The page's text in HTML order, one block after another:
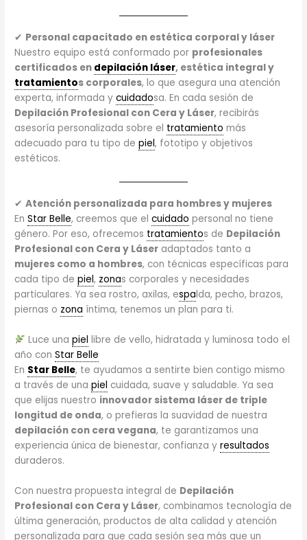
✔ Personal capacitado en estética corporal y láser
Nuestro equipo está conformado por profesionales
certificados en depilación láser, estética integral y
tratamientos corporales, lo que asegura una atención
experta, informada ycuidadosa. En cada sesión de
Depilación Profesional con Cera y Láser, recibirás
asesoría personalizada sobre el tratamiento más
adecuado para tu tipo depiel, fototipo y objetivos
estéticos.
✔Atención personalizada para hombres y mujeres
EnStar Belle, creemos que elcuidado personal no tiene
género. Por eso, ofrecemos tratamientos de Depilación
Profesional con Cera y Láser adaptados tanto a
mujeres como a hombres, con técnicas específicas para
cada tipo depiel, zonas corporales y necesidades
particulares. Ya sea rostro, axilas, espalda, pecho, brazos,
piernas o zona íntima, tenemos un plan para ti.
Luce una piel libre de vello, hidratada y luminosa todo el
año conStar Belle
En Star Belle, te ayudamos a sentirte bien contigo mismo
a través de unapiel cuidada, suave y saludable. Ya sea
que elijas nuestro innovador sistema láser de triple
longitud de onda, o prefieras la suavidad de nuestra
depilación con cera vegana, te garantizamos una
experiencia única de bienestar, confianza yresultados
duraderos.
Con nuestra propuesta integral de Depilación
Profesional con Cera y Láser, combinamos tecnología de
última generación, productos de alta calidad y atención
personalizada para que cada sesión sea más que un